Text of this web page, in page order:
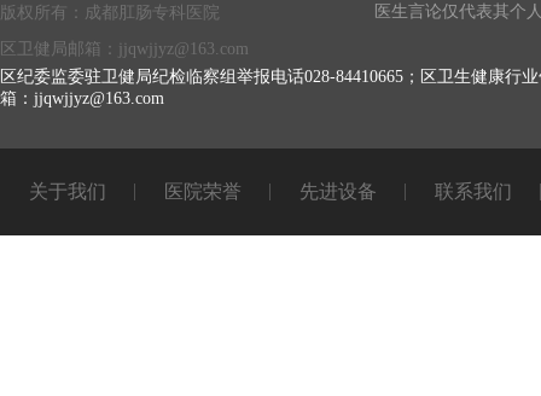
版权所有：成都肛肠专科医院
区卫健局邮箱：jjqwjjyz@163.com
医生言论仅代表其个
区纪委监委驻卫健局纪检临察组举报电话028-84410665；区卫生健康行
箱：jjqwjjyz@163.com
关于我们 医院荣誉 先进设备 联系我们